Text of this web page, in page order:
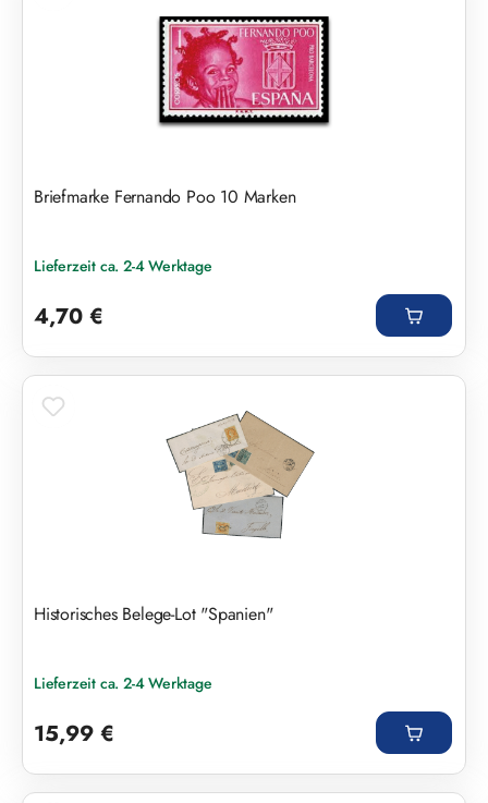
Briefmarke Fernando Poo 10 Marken
Lieferzeit ca. 2-4 Werktage
4,70 €
Historisches Belege-Lot "Spanien"
Lieferzeit ca. 2-4 Werktage
15,99 €